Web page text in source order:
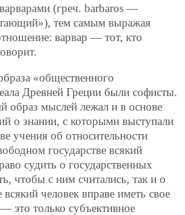
(греч. barbaros —
тем самым выражая
варвар — тот, кто
«общественного
Древней Греции были софисты.
образ мыслей лежал и в основе
о знании, с которыми выступали
учения об относительности
государстве всякий
судить о государственных
чтобы с ним считались, так и о
человек вправе иметь свое
это только субъективное